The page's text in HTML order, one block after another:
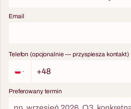
logistyka w jednym pakiecie.
Email
Telefon (opcjonalnie — przyspiesza kontakt)
Preferowany termin